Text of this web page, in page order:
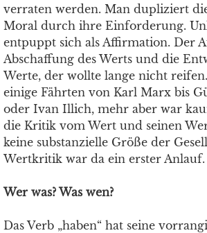
verraten werden. Man dupliziert
Moral durch ihre Einforderung.
entpuppt sich als Affirmation. Der
Abschaffung des Werts und die
Werte, der wollte lange nicht
einige Fährten von Karl Marx bis
oder Ivan Illich, mehr aber war
die Kritik vom Wert und seinen
keine substanzielle Größe der
Wertkritik war da ein erster Anlauf.
Wer was? Was wen?
Das Verb „haben“ hat seine